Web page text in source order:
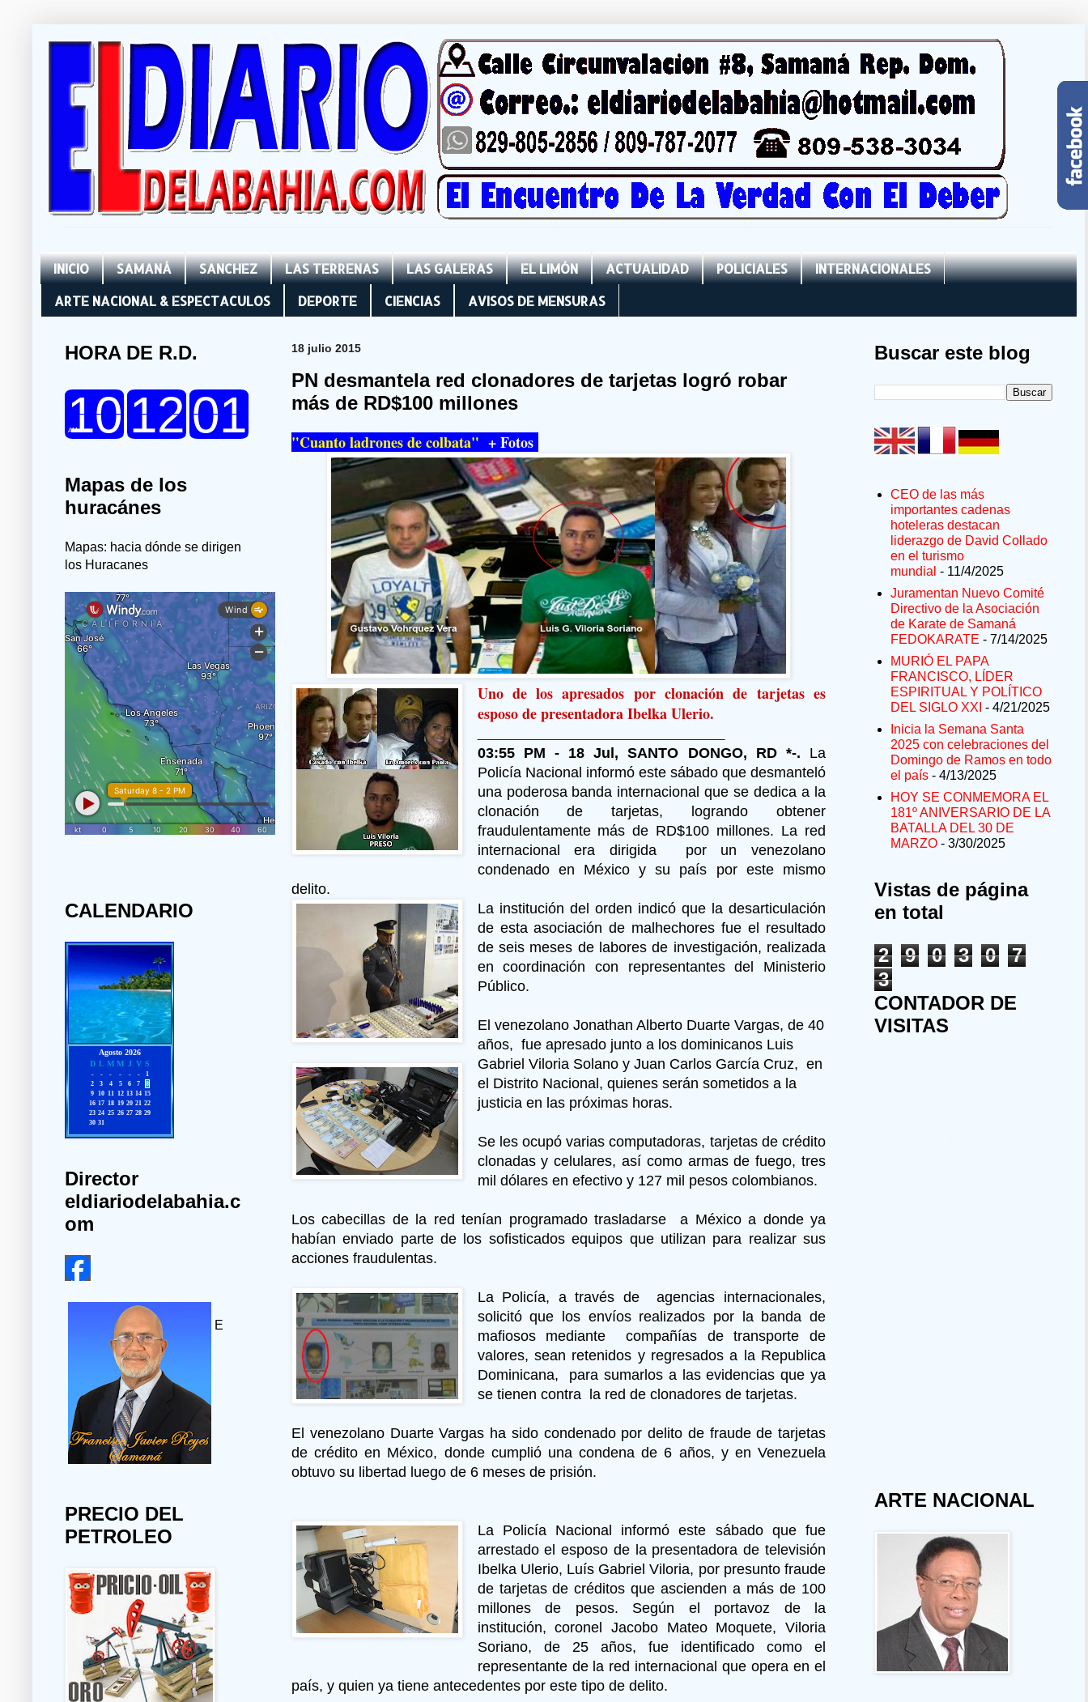
INICIO SAMANÁ SANCHEZ LAS TERRENAS LAS GALERAS EL LIMÓN ACTUALIDAD POLICIALES
INTERNACIONALES
ARTE NACIONAL & ESPECTACULOS
DEPORTE CIENCIAS AVISOS DE MENSURAS
18 julio 2015
PN desmantela red clonadores de tarjetas logró robar
más de RD$100 millones
"Cuanto ladrones de colbata" +Fotos
Uno de los apresados por clonación de tarjetas es
esposo de presentadora Ibelka Ulerio.
03:55 PM - 18 Jul, SANTO DONGO, RD *-. La
Policía Nacional informó este sábado que desmanteló
una poderosa banda internacional que se dedica a la
clonación de tarjetas, logrando obtener
fraudulentamente más de RD$100 millones. La red
internacional era dirigida por un venezolano
condenado en México y su país por este mismo
delito.
La institución del orden indicó que la desarticulación
de esta asociación de malhechores fue el resultado
de seis meses de labores de investigación, realizada
en coordinación con representantes del Ministerio
Público.
El venezolano Jonathan Alberto Duarte Vargas, de 40
años, fue apresado junto a los dominicanos Luis
Gabriel Viloria Solano y Juan Carlos García Cruz, en
el Distrito Nacional, quienes serán sometidos a la
justicia en las próximas horas.
Se les ocupó varias computadoras, tarjetas de crédito
clonadas y celulares, así como armas de fuego, tres
mil dólares en efectivo y 127 mil pesos colombianos.
Los cabecillas de la red tenían programado trasladarse a México a donde ya
habían enviado parte de los sofisticados equipos que utilizan para realizar sus
acciones fraudulentas.
La Policía, a través de agencias internacionales,
solicitó que los envíos realizados por la banda de
mafiosos mediante compañías de transporte de
valores, sean retenidos y regresados a la Republica
Dominicana, para sumarlos a las evidencias que ya
se tienen contra la red de clonadores de tarjetas.
El venezolano Duarte Vargas ha sido condenado por delito de fraude de tarjetas
de crédito en México, donde cumplió una condena de 6 años, y en Venezuela
obtuvo su libertad luego de 6 meses de prisión.
La Policía Nacional informó este sábado que fue
arrestado el esposo de la presentadora de televisión
Ibelka Ulerio, Luís Gabriel Viloria, por presunto fraude
de tarjetas de créditos que ascienden a más de 100
millones de pesos. Según el portavoz de la
institución, coronel Jacobo Mateo Moquete, Viloria
Soriano, de 25 años, fue identificado como el
representante de la red internacional que opera en el
país, y quien ya tiene antecedentes por este tipo de delito.
HORA DE R.D.
Mapas de los
huracánes
Mapas: hacia dónde se dirigen
los Huracanes
CALENDARIO
Director
eldiariodelabahia.c
om
E
PRECIO DEL
PETROLEO
Buscar este blog
CEO de las más
importantes cadenas
hoteleras destacan
liderazgo de David Collado
en el turismo
mundial - 11/4/2025
Juramentan Nuevo Comité
Directivo de la Asociación
de Karate de Samaná
FEDOKARATE - 7/14/2025
MURIÓ EL PAPA
FRANCISCO, LÍDER
ESPIRITUAL Y POLÍTICO
DEL SIGLO XXI - 4/21/2025
Inicia la Semana Santa
2025 con celebraciones del
Domingo de Ramos en todo
el país - 4/13/2025
HOY SE CONMEMORA EL
181º ANIVERSARIO DE LA
BATALLA DEL 30 DE
MARZO - 3/30/2025
Vistas de página
en total
2
9 0 3 0
7
3
CONTADOR DE
VISITAS
ARTE NACIONAL